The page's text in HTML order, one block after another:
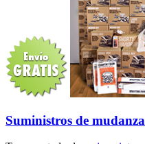
Suministros de mudanza